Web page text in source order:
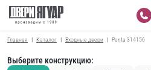
Главная Каталог Входные двери Penta 314156
Выберите конструкцию: